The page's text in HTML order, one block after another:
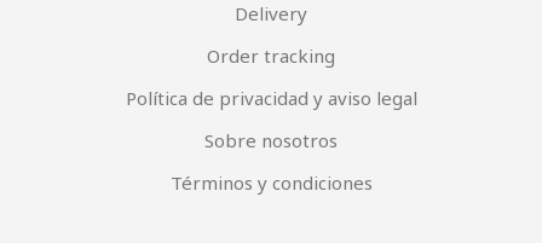
Delivery
Order tracking
Política de privacidad y aviso legal
Sobre nosotros
Términos y condiciones